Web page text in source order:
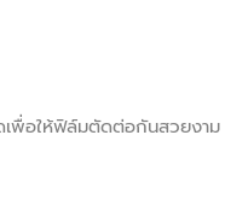
เพื่อให้ฟิล์มตัดต่อกันสวยงาม